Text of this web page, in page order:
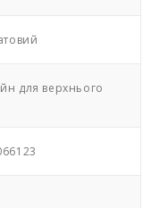
для верхнього